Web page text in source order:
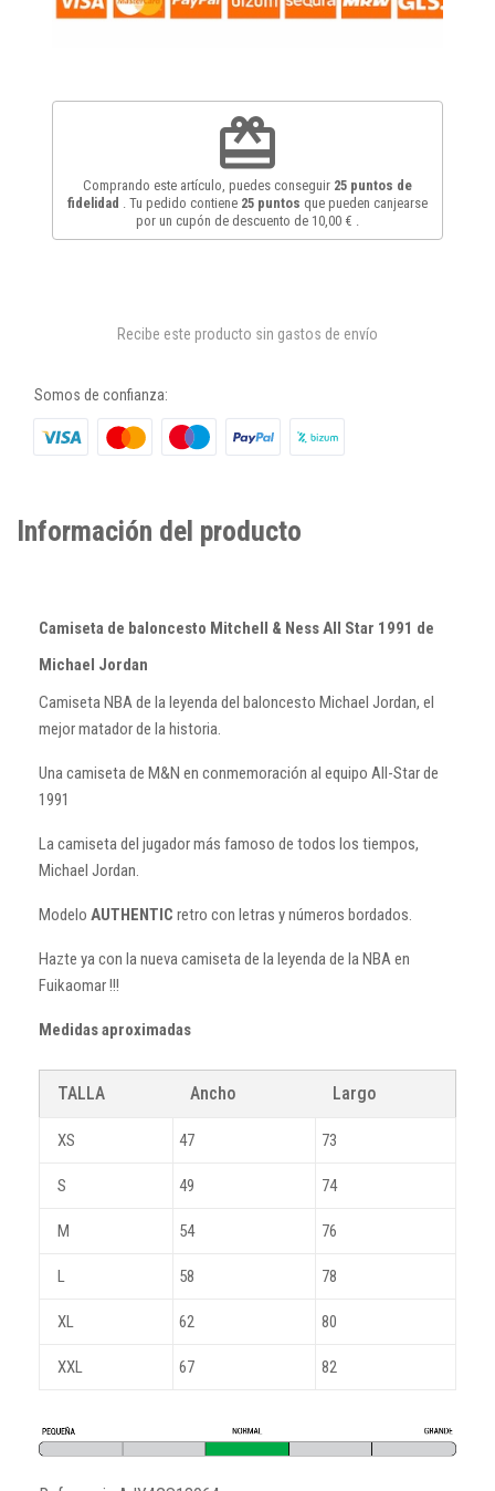
redeem
Comprando este artículo, puedes conseguir 25 puntos de
fidelidad
. Tu pedido contiene 25 puntos que pueden canjearse
por un cupón de descuento de 10,00 €
Recibe este producto sin gastos de envío
Somos de confianza:
Información del producto
Camiseta de baloncesto Mitchell & Ness All Star 1991 de
Michael Jordan
Camiseta NBA de la leyenda del baloncesto Michael Jordan, el
mejor matador de la historia.
Una camiseta de M&N en conmemoración al equipo All-Star de
1991
La camiseta del jugador más famoso de todos los tiempos,
Michael Jordan.
Modelo AUTHENTIC retro con letras y números bordados.
Hazte ya con la nueva camiseta de la leyenda de la NBA en
Fuikaomar !!!
Medidas aproximadas
TALLA Ancho Largo
XS 47 73
S 49 74
M 54 76
L 58 78
XL 62 80
XXL 67 82